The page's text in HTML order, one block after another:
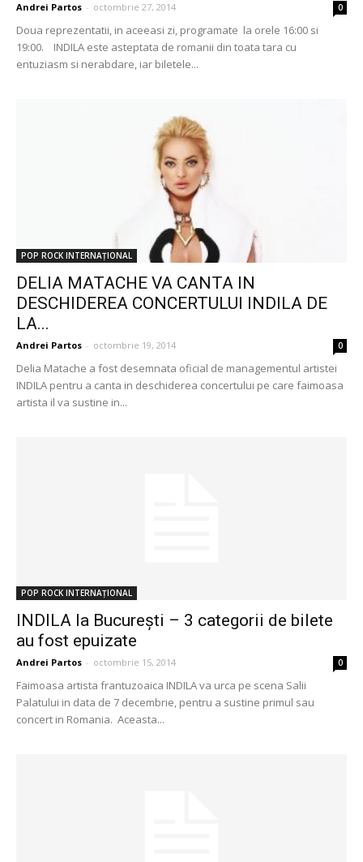
Andrei Partos - octombrie 27, 2014 0
Doua reprezentatii, in aceeasi zi, programate la orele 16:00 si
19:00. INDILA este asteptata de romanii din toata tara cu
entuziasm si nerabdare, iar biletele...
POP ROCK INTERNAȚIONAL
DELIA MATACHE VA CANTA IN
DESCHIDEREA CONCERTULUI INDILA DE
LA...
Andrei Partos - octombrie 19, 2014 0
Delia Matache a fost desemnata oficial de managementul artistei
INDILA pentru a canta in deschiderea concertului pe care faimoasa
artista il va sustine in...
POP ROCK INTERNAȚIONAL
INDILA la Bucureşti – 3 categorii de bilete
au fost epuizate
Andrei Partos - octombrie 15, 2014 0
Faimoasa artista frantuzoaica INDILA va urca pe scena Salii
Palatului in data de 7 decembrie, pentru a sustine primul sau
concert in Romania. Aceasta...